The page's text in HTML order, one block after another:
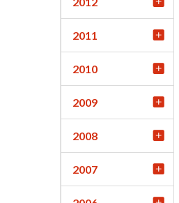
2011
2010
2009
2008
2007